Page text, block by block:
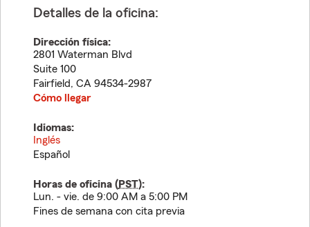
Detalles de la oficina:
Dirección física:
2801 Waterman Blvd
Suite 100
Fairfield, CA 94534-2987
Cómo llegar
Idiomas:
Inglés
Español
Horas de oficina (PST):
Lun. - vie. de 9:00 AM a 5:00 PM
Fines de semana con cita previa